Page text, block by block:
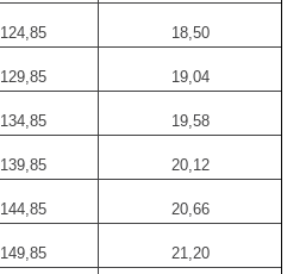
124,85 18,50
129,85 19,04
134,85 19,58
139,85 20,12
144,85 20,66
149,85 21,20